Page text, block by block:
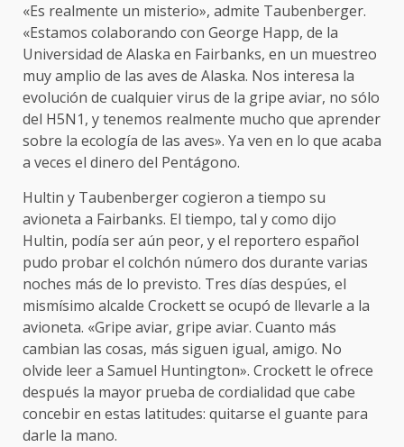
«Es realmente un misterio», admite Taubenberger.
«Estamos colaborando con George Happ, de la
Universidad de Alaska en Fairbanks, en un muestreo
muy amplio de las aves de Alaska. Nos interesa la
evolución de cualquier virus de la gripe aviar, no sólo
del H5N1, y tenemos realmente mucho que aprender
sobre la ecología de las aves». Ya ven en lo que acaba
a veces el dinero del Pentágono.
Hultin y Taubenberger cogieron a tiempo su
avioneta a Fairbanks. El tiempo, tal y como dijo
Hultin, podía ser aún peor, y el reportero español
pudo probar el colchón número dos durante varias
noches más de lo previsto. Tres días despúes, el
mismísimo alcalde Crockett se ocupó de llevarle a la
avioneta. «Gripe aviar, gripe aviar. Cuanto más
cambian las cosas, más siguen igual, amigo. No
olvide leer a Samuel Huntington». Crockett le ofrece
después la mayor prueba de cordialidad que cabe
concebir en estas latitudes: quitarse el guante para
darle la mano.